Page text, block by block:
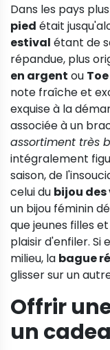
Dans les pays
pied était
estival étant de
répandue, plus
en argent ou
note fraîche et
exquise à la
associée à un
assortiment très
intégralement
saison, de
celui du bijou
un bijou féminin
que jeunes filles
plaisir d'enfiler. Si
milieu, la bague
glisser sur un
Offrir
un